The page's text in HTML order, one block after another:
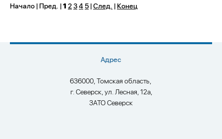
Начало | Пред. |12345|След. |Конец
Адрес
636000, Томская область,
г. Северск, ул. Лесная, 12а,
ЗАТО Северск